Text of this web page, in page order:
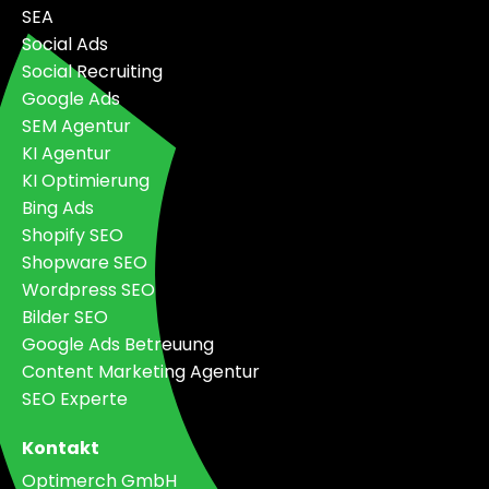
Gerne beraten wir Sie unverbindlich zur Vereinbarkeit
Ihrer Ziele mit dem verfügbaren Budget.
SEA
Social Ads
Social Recruiting
Google Ads
SEM Agentur
KI Agentur
KI Optimierung
Bing Ads
Shopify SEO
Shopware SEO
Wordpress SEO
Bilder SEO
Google Ads Betreuung
Content Marketing Agentur
SEO Experte
Kontakt
Optimerch GmbH